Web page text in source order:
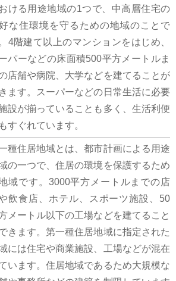
ける用途地域の1つで、中高層住宅の
な住環境を守るための地域のことで
4階建て以上のマンションをはじめ、
パーなどの床面積500平方メートルま
店舗や病院、大学などを建てることが
ます。スーパーなどの日常生活に必要
設が揃っていることも多く、生活利便
すぐれています。
種住居地域とは、都市計画による用途
の一つで、住居の環境を保護するため
域です。3000平方メートルまでの店
飲食店、ホテル、スポーツ施設、50
メートル以下の工場などを建てること
きます。第一種住居地域に指定された
には住宅や商業施設、工場などが混在
います。住居地域であるため大規模な